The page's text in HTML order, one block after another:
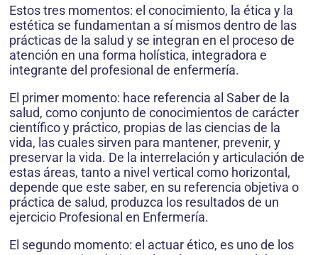
Estos tres momentos: el conocimiento, la ética y la
estética se fundamentan a sí mismos dentro de las
prácticas de la salud y se integran en el proceso de
atención en una forma holística, integradora e
integrante del profesional de enfermería.
El primer momento: hace referencia al Saber de la
salud, como conjunto de conocimientos de carácter
científico y práctico, propias de las ciencias de la
vida, las cuales sirven para mantener, prevenir, y
preservar la vida. De la interrelación y articulación de
estas áreas, tanto a nivel vertical como horizontal,
depende que este saber, en su referencia objetiva o
práctica de salud, produzca los resultados de un
ejercicio Profesional en Enfermería.
El segundo momento: el actuar ético, es uno de los